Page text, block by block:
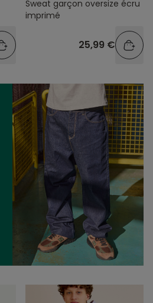
Sweat garçon oversize écru
imprimé
25,99 €